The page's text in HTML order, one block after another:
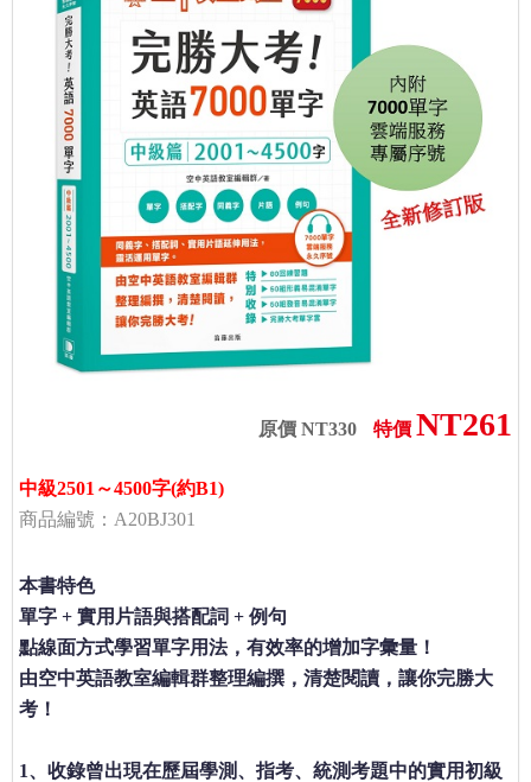
原價 NT330 特價 NT261
中級2501～4500字(約B1)
商品編號：A20BJ301
本書特色
單字 + 實用片語與搭配詞 + 例句
點線面方式學習單字用法，有效率的增加字彙量！
由空中英語教室編輯群整理編撰，清楚閱讀，讓你完勝大
考！
1、收錄曾出現在歷屆學測、指考、統測考題中的實用初級